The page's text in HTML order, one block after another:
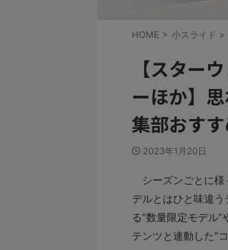
HOME > 小スライド >
【スター
ーほか】
集部おす
2023年1月20日
シーズンごとに様
デルとはひと味違
る“数量限定モデル
テンツと連動した“